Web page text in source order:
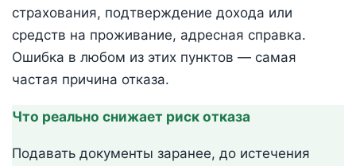
страхования, подтверждение дохода или
средств на проживание, адресная справка.
Ошибка в любом из этих пунктов — самая
частая причина отказа.
Что реально снижает риск отказа
Подавать документы заранее, до истечения